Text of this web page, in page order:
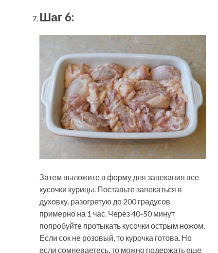
Шаг 6:
Затем выложите в форму для запекания все
кусочки курицы. Поставьте запекаться в
духовку, разогретую до 200 градусов
примерно на 1 час. Через 40-50 минут
попробуйте протыкать кусочки острым ножом.
Если сок не розовый, то курочка готова. Но
если сомневаетесь, то можно подержать еще